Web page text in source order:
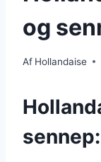
og
Af Hollandaise